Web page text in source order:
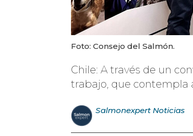
Foto: Consejo del Salmón.
Chile: A través de un
trabajo, que contempla
Salmonexpert Noticias